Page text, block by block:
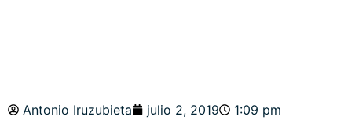
Antonio Iruzubieta julio 2, 2019
1:09 pm